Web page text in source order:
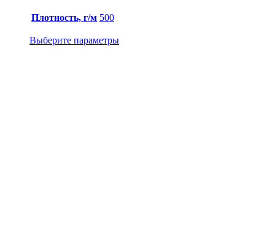
Плотность, г/м 500
Выберите параметры